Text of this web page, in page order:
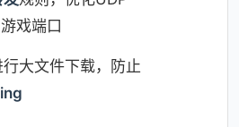
戏端口
大文件下载，防止